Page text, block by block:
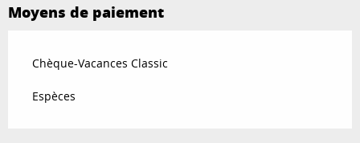
Moyens de paiement
Chèque-Vacances Classic
Espèces